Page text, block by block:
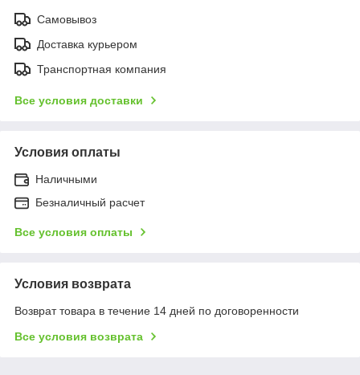
Самовывоз
Доставка курьером
Транспортная компания
Все условия доставки
Условия оплаты
Наличными
Безналичный расчет
Все условия оплаты
Условия возврата
Возврат товара в течение 14 дней по договоренности
Все условия возврата